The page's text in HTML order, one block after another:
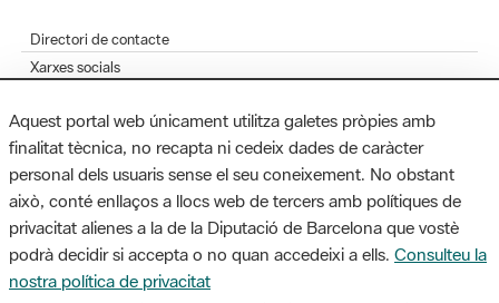
Directori de contacte
Xarxes socials
Bústia de suggeriments
Opineu sobre els parcs
MAPA WEB AVÍS LEGAL ACCESSIBILITAT
Aquest portal web únicament utilitza galetes pròpies amb
finalitat tècnica, no recapta ni cedeix dades de caràcter
personal dels usuaris sense el seu coneixement. No obstant
això, conté enllaços a llocs web de tercers amb polítiques de
privacitat alienes a la de la Diputació de Barcelona que vostè
podrà decidir si accepta o no quan accedeixi a ells. Consulteu la
nostra política de privacitat